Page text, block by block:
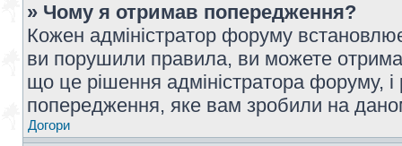
» Чому я отримав попередження?
Кожен адміністратор форуму
ви порушили правила, ви можете
що це рішення адміністратора форуму,
попередження, яке вам зробили на
Догори